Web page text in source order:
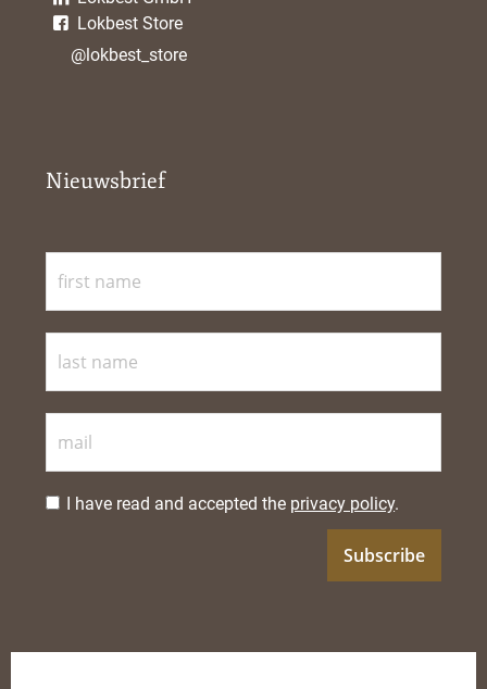
Lokbest Store
@lokbest_store
Nieuwsbrief
I have read and accepted the privacy policy.